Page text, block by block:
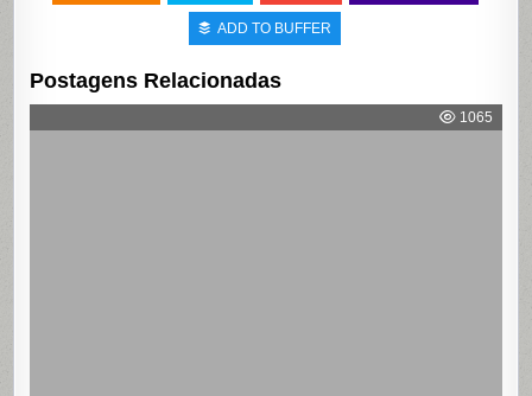
ADD TO BUFFER
Postagens Relacionadas
1065